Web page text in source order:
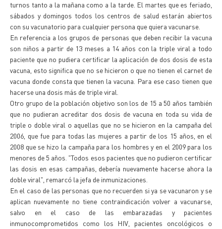
turnos tanto a la mañana como a la tarde. El martes que es feriado,
sábados y domingos todos los centros de salud estarán abiertos
con su vacunatorio para cualquier persona que quiera vacunarse.
En referencia a los grupos de personas que deben recibir la vacuna
son niños a partir de 13 meses a 14 años con la triple viral a todo
paciente que no pudiera certificar la aplicación de dos dosis de esta
vacuna, esto significa que no se hicieron o que no tienen el carnet de
vacuna donde consta que tienen la vacuna. Para ese caso tienen que
hacerse una dosis más de triple viral.
Otro grupo de la población objetivo son los de 15 a 50 años también
que no pudieran acreditar dos dosis de vacuna en toda su vida de
triple o doble viral o aquellas que no se hicieron en la campaña del
2006, que fue para todas las mujeres a partir de los 15 años, en el
2008 que se hizo la campaña para los hombres y en el 2009 para los
menores de 5 años. "Todos esos pacientes que no pudieron certificar
las dosis en esas campañas, debería nuevamente hacerse ahora la
doble viral", remarcó la jefa de inmunizaciones.
En el caso de las personas que no recuerden si ya se vacunaron y se
aplican nuevamente no tiene contraindicación volver a vacunarse,
salvo en el caso de las embarazadas y pacientes
inmunocomprometidos como los HIV, pacientes oncológicos o